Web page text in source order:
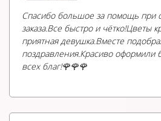
Спасибо большое за помощь при
заказа.Все быстро и чётко!Цветы
приятная девушка.Вместе
поздравления.Красиво оформили
всех благ!🌹🌹🌹